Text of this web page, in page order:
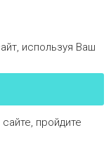
используя Ваш
пройдите